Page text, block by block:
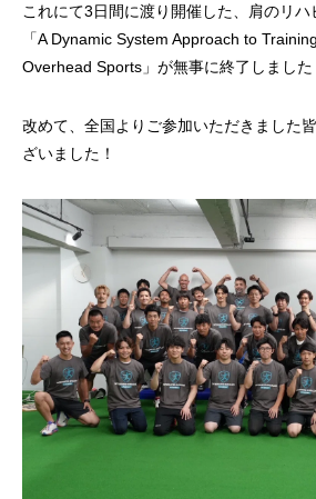
これにて3日間に渡り開催した、肩のリハ
「A Dynamic System Approach to
Overhead Sports」が無事に終了しました
改めて、全国よりご参加いただきました
ざいました！